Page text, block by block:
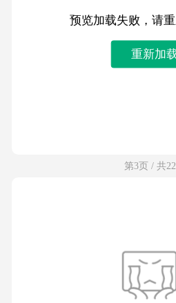
预览加载失败，请
重新加
第3页 / 共